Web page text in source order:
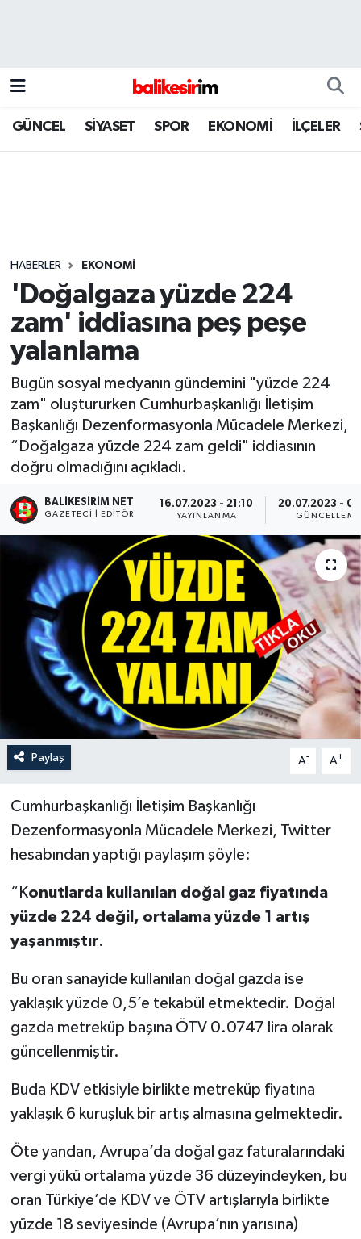
GÜNCEL SİYASET SPOR EKONOMİ İLÇELER
HABERLER EKONOMİ
'Doğalgaza yüzde 224
zam' iddiasına peş peşe
yalanlama
Bugün sosyal medyanın gündemini "yüzde 224
zam" oluştururken Cumhurbaşkanlığı İletişim
Başkanlığı Dezenformasyonla Mücadele Merkezi,
“Doğalgaza yüzde 224 zam geldi" iddiasının
doğru olmadığını açıkladı.
BALIKESIRIM NET
GAZETECI | EDITÖR
16.07.2023 - 21:10
YAYINLANMA
20.07.2023 -
GÜNCELLEME
Paylaş A- A+
Cumhurbaşkanlığı İletişim Başkanlığı
Dezenformasyonla Mücadele Merkezi, Twitter
hesabından yaptığı paylaşım şöyle:
“Konutlarda kullanılan doğal gaz fiyatında
yüzde 224 değil, ortalama yüzde 1 artış
yaşanmıştır.
Bu oran sanayide kullanılan doğal gazda ise
yaklaşık yüzde 0,5’e tekabül etmektedir. Doğal
gazda metreküp başına ÖTV 0.0747 lira olarak
güncellenmiştir.
Buda KDV etkisiyle birlikte metreküp fiyatına
yaklaşık 6 kuruşluk bir artış almasına gelmektedir.
Öte yandan, Avrupa’da doğal gaz faturalarındaki
vergi yükü ortalama yüzde 36 düzeyindeyken, bu
oran Türkiye’de KDV ve ÖTV artışlarıyla birlikte
yüzde 18 seviyesinde (Avrupa’nın yarısına)